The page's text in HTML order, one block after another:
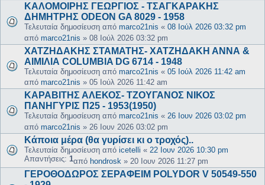
ΚΑΛΟΜΟΙΡΗΣ ΓΕΩΡΓΙΟΣ - ΤΣΑΓΚΑΡΑΚΗΣ
ΔΗΜΗΤΡΗΣ ODEON GA 8029 - 1958
Τελευταία δημοσίευση από marco21nis « 08 Ιούλ 2026 03:32 pm
από marco21nis » 08 Ιούλ 2026 03:32 pm
ΧΑΤΖΗΔΑΚΗΣ ΣΤΑΜΑΤΗΣ- ΧΑΤΖΗΔΑΚΗ ΑΝΝΑ &
ΑΙΜΙΛΙΑ COLUMBIA DG 6714 - 1948
Τελευταία δημοσίευση από marco21nis « 05 Ιούλ 2026 11:42 am
από marco21nis » 05 Ιούλ 2026 11:42 am
ΚΑΡΑΒΙΤΗΣ ΑΛΕΚΟΣ- ΤΖΟΥΓΑΝΟΣ ΝΙΚΟΣ
ΠΑΝΗΓΥΡΙΣ Π25 - 1953(1950)
Τελευταία δημοσίευση από marco21nis « 26 Ιουν 2026 03:02 pm
από marco21nis » 26 Ιουν 2026 03:02 pm
Κάποια μέρα (θα γυρίσει κι ο τροχός)..
Τελευταία δημοσίευση από icetelli « 22 Ιουν 2026 10:30 pm
Απαντήσεις: 1από hondrosk » 20 Ιουν 2026 11:27 pm
ΓΕΡΟΘΟΔΩΡΟΣ ΣΕΡΑΦΕΙΜ POLYDOR V 50549-550